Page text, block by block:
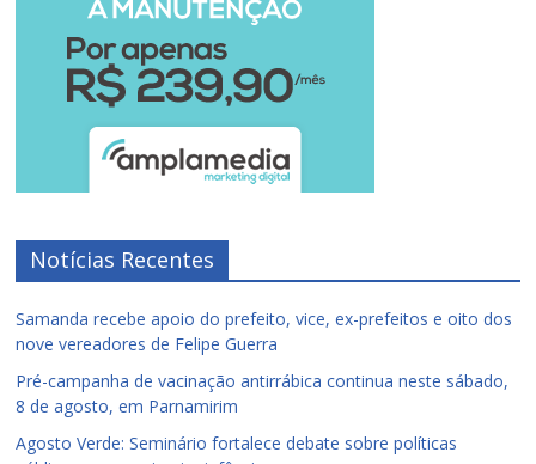
Notícias Recentes
Samanda recebe apoio do prefeito, vice, ex-prefeitos e oito dos
nove vereadores de Felipe Guerra
Pré-campanha de vacinação antirrábica continua neste sábado,
8 de agosto, em Parnamirim
Agosto Verde: Seminário fortalece debate sobre políticas